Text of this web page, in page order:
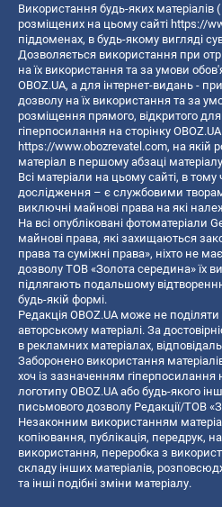
Використання будь-яких матеріалів
розміщених на цьому сайті https://
піддоменах, в будь-якому вигляді
Дозволяється використання при
на їх використання та за умови
OBOZ.UA, а для інтернет-видань -
дозволу на їх використання та за
розміщення прямого, відкритого
гіперпосилання на сторінку
https://www.obozrevatel.com, на якій
матеріал в першому абзаці
Всі матеріали на цьому сайті, в тому
дослідження – є службовими
виключні майнові права на які
На всі опубліковані фотоматеріали
майнові права, які захищаються
права та суміжні права», ніхто не
дозволу ТОВ «Золота середина» їх
підлягають подальшому
будь-якій формі.
Редакція OBOZ.UA може не
авторському матеріалі. За
в рекламних матеріалах,
Заборонено використання
хоч із зазначенням гіперпосилання
логотипу OBOZ.UA або будь-якого
письмового дозволу Редакції/ТОВ
Незаконним використанням
копiювання, публiкацiя, передрук,
використання, переробка з
складу інших матеріалів,
та інші подібні зміни матеріалу.